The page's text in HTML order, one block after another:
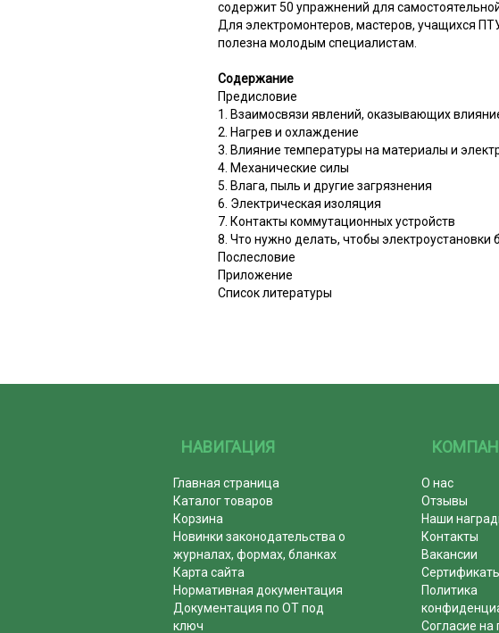
содержит 50 упражнений для
Для электромонтеров, мастеров, учащихся
полезна молодым специалистам.
Содержание
Предисловие
1. Взаимосвязи явлений, оказывающих
2. Нагрев и охлаждение
3. Влияние температуры на материалы и
4. Механические силы
5. Влага, пыль и другие загрязнения
6. Электрическая изоляция
7. Контакты коммутационных устройств
8. Что нужно делать, чтобы
Послесловие
Приложение
Список литературы
НАВИГАЦИЯ
Главная страница
Каталог товаров
Корзина
Новинки законодательства о
журналах, формах, бланках
Карта сайта
Нормативная документация
Документация по ОТ под
ключ
О нас
Отзывы
Наши
Контакты
Вакансии
Политика
Согласие на